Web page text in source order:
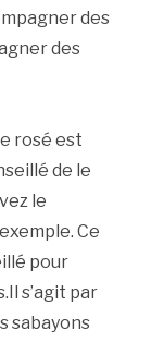
des
des
rosé est
de le
le
Ce
pour
s’agit par
sabayons